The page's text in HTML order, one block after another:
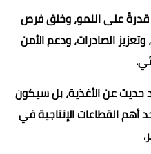
على النمو، وخلق فرص
الصادرات، ودعم الأمن
حديث عن الأغذية، بل سيكون
أهم القطاعات الإنتاجية في